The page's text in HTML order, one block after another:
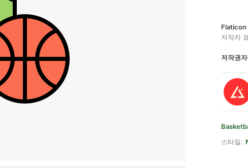
Flaticon
저작자
저작권
스타일: